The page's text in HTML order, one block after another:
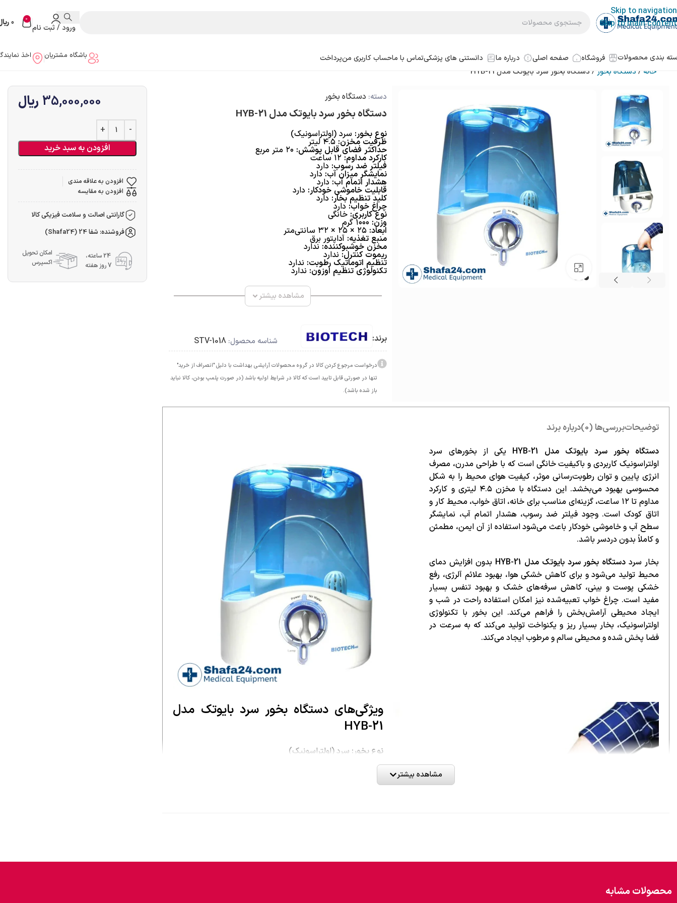
Skip to navigation
Skip to main content
ورود / ثبت نام
0
0
بندی محصولات فروشگاه صفحه اصلی درباره ما دانستنی های پزشکیتماس با ماحساب کاربری منپرداخت باشگاه مشتریان اخذ
خانه دستگاه بخور دستگاه بخور سرد بایوتک مدل HYB-21
بزرگنمایی تصویر
دسته: دستگاه بخور
دستگاه بخور سرد بایوتک مدل HYB-21
نوع بخور: سرد (اولتراسونیک)
ظرفیت مخزن:۴.۵ لیتر
حداکثر فضای قابل پوشش:
کارکرد مداوم:۱۲ ساعت
فیلتر ضد رسوب: دارد
نمایشگر میزان آب: دارد
هشدار اتمام آب:دارد
قابلیت خاموشی خودکار: دارد
کلید تنظیم بخار: دارد
چراغ خواب: دارد
نوع کاربری: خانگی
وزن:
ابعاد: ۲۵ × ۲۵ × ۳۲ سانتی‌متر
منبع تغذیه: آداپتور برق
مخزن خوشبوکننده: ندارد
ریموت کنترل: ندارد
تنظیم اتوماتیک رطوبت: ندارد
تکنولوژی تنظیم اوزون: ندارد
مشاهده بیشتر
برند: شناسه محصول: STV-1018
درخواست مرجوع کردن کالا در گروه محصولات آرایشی بهداشت با دلیل "انصراف از خرید"
تنها در صورتی قابل تایید است که کالا در شرایط اولیه باشد (در صورت پلمپ بودن، کالا نباید
باز شده باشد).
توضیحاتبررسی‌ها (0) درباره برند
دستگاه بخور سرد بایوتک مدل HYB-21
یکی از بخورهای سرد
اولتراسونیک کاربردی و باکیفیت خانگی است که با طراحی مدرن، مصرف
انرژی پایین و توان رطوبت‌رسانی موثر، کیفیت هوای محیط را به شکل
محسوسی بهبود می‌بخشد. این دستگاه با مخزن ۴.۵ لیتری و کارکرد
مداوم تا ۱۲ ساعت، گزینه‌ای مناسب برای خانه، اتاق خواب، محیط کار و
اتاق کودک است. وجود فیلتر ضد رسوب، هشدار اتمام آب، نمایشگر
سطح آب و خاموشی خودکار باعث می‌شود استفاده از آن ایمن، مطمئن
و کاملاً بدون دردسر باشد.
بخار سرد دستگاه بخور سرد بایوتک مدل HYB-21
بدون افزایش دمای
محیط تولید می‌شود و برای کاهش خشکی هوا، بهبود علائم آلرژی، رفع
خشکی پوست و بینی، کاهش سرفه‌های خشک و بهبود تنفس بسیار
مفید است. چراغ خواب تعبیه‌شده نیز امکان استفاده راحت در شب و
ایجاد محیطی آرامش‌بخش را فراهم می‌کند. این بخور با تکنولوژی
اولتراسونیک، بخار بسیار ریز و یکنواخت تولید می‌کند که به سرعت در
فضا پخش شده و محیطی سالم و مرطوب ایجاد می‌کند.
ویژگی‌های دستگاه بخور سرد بایوتک مدل
HYB-21
نوع بخور: سرد (اولتراسونیک)
ظرفیت مخزن:
کارکرد مداوم:
چراغ خواب:دارد
مشاهده بیشتر
35,000,000 ریال
افزودن به سبد خرید
افزودن به علاقه مندی
افزودن به مقایسه
گارانتی اصالت و سلامت فیزیکی کالا
فروشنده: شفا 24 (Shafa24)
24 ساعته،
7 روز هفته
امکان تحویل
اکسپرس
محصولات مشابه